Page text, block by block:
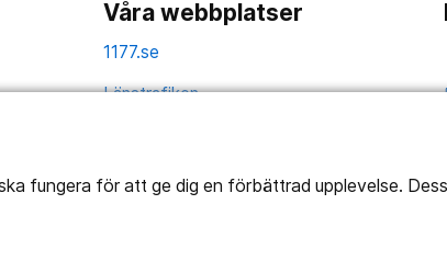
fungera för att ge dig en förbättrad upplevelse.
Våra webbplatser
1177.se
Länstrafiken